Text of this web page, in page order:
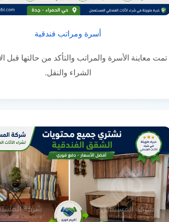
أسرة ومراتب فندقية
تمت معاينة الأسرة والمراتب والتأكد من حالتها قبل
الشراء والنقل.